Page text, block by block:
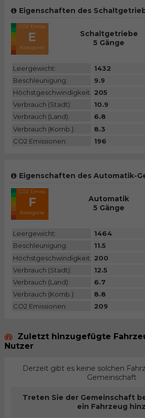
Eigenschaften des
CO2 Emiss.
E
Kategorie
Schaltgetriebe
5 Gänge
Leergewicht: 1432
Beschleunigung:
9.9
Höchstgeschwindigkeit: 205
Verbrauch (Stadt):
10.9
Verbrauch (Land):
6.8
Verbrauch (Komb.):
8.3
CO2 Emissionen:
196
Eigenschaften des Automatik-
CO2 Emiss.
F
Kategorie
Automatik
5 Gänge
Leergewicht: 1464
Beschleunigung:
11.5
Höchstgeschwindigkeit: 200
Verbrauch (Stadt):
12.5
Verbrauch (Land):
6.7
Verbrauch (Komb.):
8.8
CO2 Emissionen:
209
Zuletzt hinzugefügte
Nutzer
Derzeit gibt es keine solchen
Gemeinschaft
Treten Sie der Gemeinschaft
ein Fahrzeug